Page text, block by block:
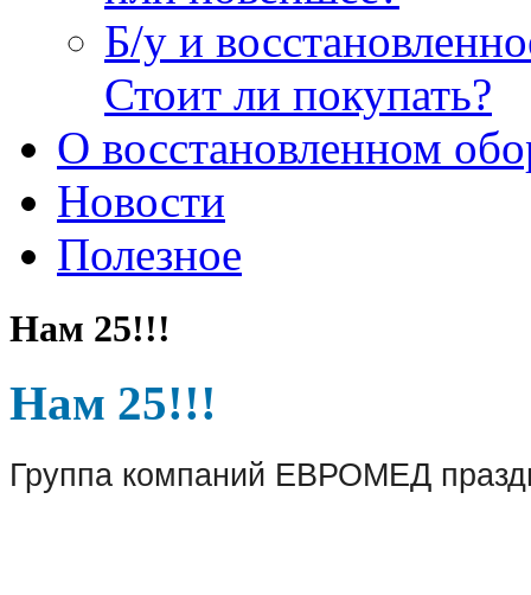
Б/у и
Стоит ли покупать?
О восстановленном
Новости
Полезное
Нам 25!!!
Нам 25!!!
Группа компаний ЕВРОМЕД